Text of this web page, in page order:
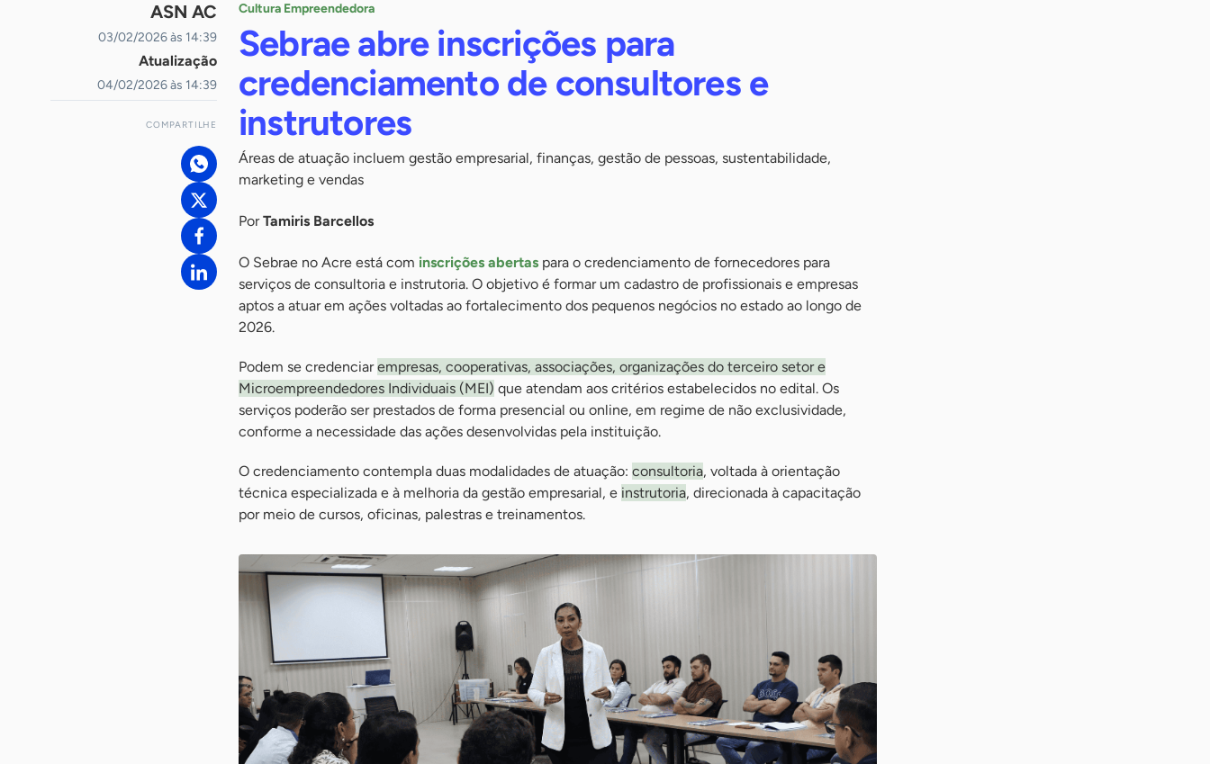
ASN AC
03/02/2026 às 14:39
Atualização
04/02/2026 às 14:39
COMPARTILHE
Cultura Empreendedora
Sebrae abre inscrições para
credenciamento de consultores e
instrutores
Áreas de atuação incluem gestão empresarial, finanças, gestão de pessoas, sustentabilidade,
marketing e vendas
PorTamiris Barcellos
O Sebrae no Acre está com inscrições abertas para o credenciamento de fornecedores para
serviços de consultoria e instrutoria. O objetivo é formar um cadastro de profissionais e empresas
aptos a atuar em ações voltadas ao fortalecimento dos pequenos negócios no estado ao longo de
2026.
Podem se credenciarempresas, cooperativas, associações, organizações do terceiro setor e
Microempreendedores Individuais (MEI) que atendam aos critérios estabelecidos no edital. Os
serviços poderão ser prestados de forma presencial ou online, em regime de não exclusividade,
conforme a necessidade das ações desenvolvidas pela instituição.
O credenciamento contempla duas modalidades de atuação: consultoria, voltada à orientação
técnica especializada e à melhoria da gestão empresarial, e instrutoria, direcionada à capacitação
por meio de cursos, oficinas, palestras e treinamentos.